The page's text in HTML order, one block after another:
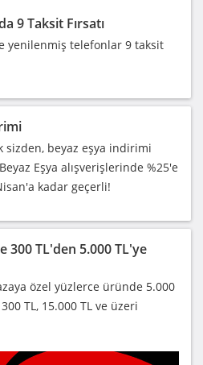
9 Taksit Fırsatı
yenilenmiş telefonlar 9 taksit
sizden, beyaz eşya indirimi
Eşya alışverişlerinde %25'e
kadar geçerli!
300 TL'den 5.000 TL'ye
özel yüzlerce üründe 5.000
TL, 15.000 TL ve üzeri